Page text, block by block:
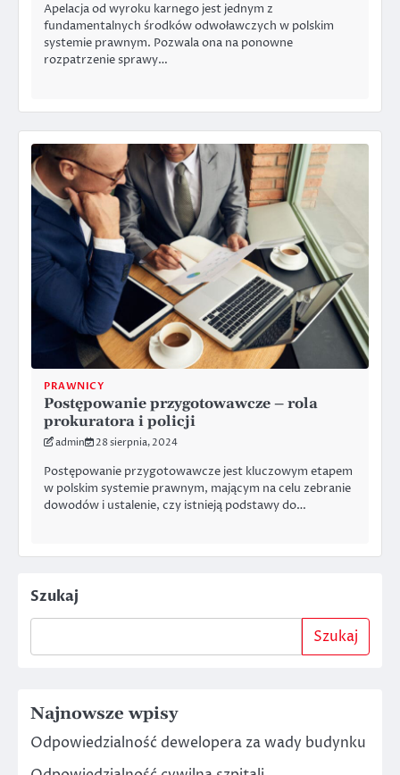
Apelacja od wyroku karnego jest jednym z
fundamentalnych środków odwoławczych w polskim
systemie prawnym. Pozwala ona na ponowne
rozpatrzenie sprawy…
PRAWNICY
Postępowanie przygotowawcze – rola
prokuratora i policji
admin 28 sierpnia, 2024
Postępowanie przygotowawcze jest kluczowym etapem
w polskim systemie prawnym, mającym na celu zebranie
dowodów i ustalenie, czy istnieją podstawy do…
Szukaj
Szukaj
Najnowsze wpisy
Odpowiedzialność dewelopera za wady budynku